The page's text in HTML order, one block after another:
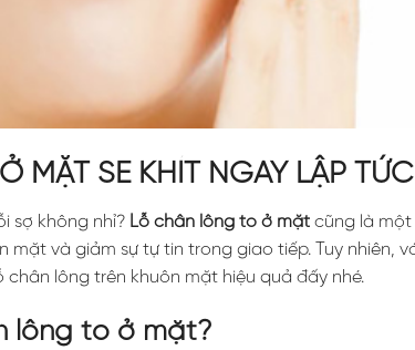
MẶT SE KHÍT NGAY LẬP TỨC
sợ không nhỉ? Lỗ chân lông to ở mặt cũng là một
mặt và giảm sự tự tin trong giao tiếp. Tuy nhiên,
lông trên khuôn mặt hiệu quả đấy nhé.
lông to ở mặt?